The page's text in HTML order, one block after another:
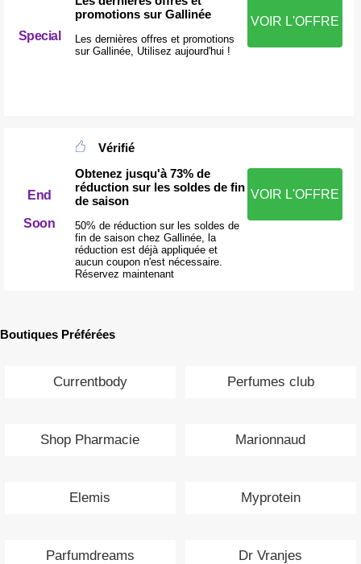
Special
promotions sur Gallinée
Les dernières offres et promotions
sur Gallinée, Utilisez aujourd'hui !
VOIR L'OFFRE
End
Soon
Vérifié
Obtenez jusqu'à 73% de
réduction sur les soldes de fin
de saison
50% de réduction sur les soldes de
fin de saison chez Gallinée, la
réduction est déjà appliquée et
aucun coupon n'est nécessaire.
Réservez maintenant
VOIR L'OFFRE
Boutiques Préférées
Currentbody Perfumes club
Shop Pharmacie Marionnaud
Elemis Myprotein
Parfumdreams Dr Vranjes